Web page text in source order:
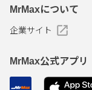
MrMaxについて
企業サイト
MrMax公式アプリ